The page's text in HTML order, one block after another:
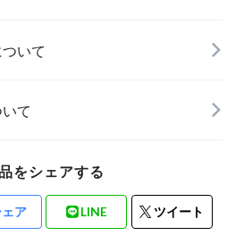
いて
て
をシェアする
ェア LINE ツイート